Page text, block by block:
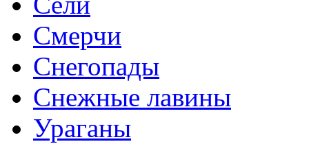
Смерчи
Снегопады
Снежные лавины
Ураганы